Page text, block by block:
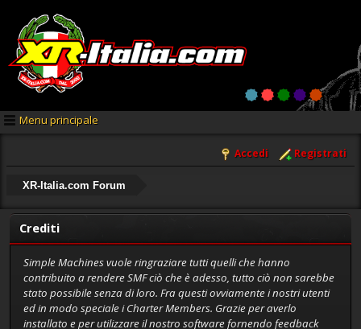
Menu principale
Accedi Registrati
XR-Italia.com Forum
Crediti
Simple Machines vuole ringraziare tutti quelli che hanno
contribuito a rendere SMF ciò che è adesso, tutto ciò non sarebbe
stato possibile senza di loro. Fra questi ovviamente i nostri utenti
ed in modo speciale i Charter Members. Grazie per averlo
installato e per utilizzare il nostro software fornendo feedback